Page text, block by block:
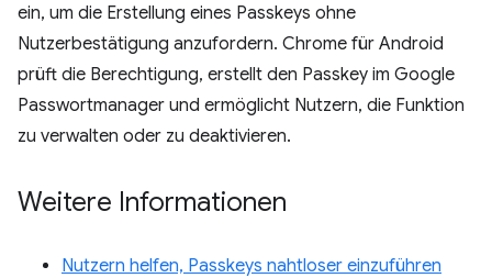
ein, um die Erstellung eines Passkeys ohne
Nutzerbestätigung anzufordern. Chrome für Android
prüft die Berechtigung, erstellt den Passkey im Google
Passwortmanager und ermöglicht Nutzern, die Funktion
zu verwalten oder zu deaktivieren.
Weitere Informationen
Nutzern helfen, Passkeys nahtloser einzuführen